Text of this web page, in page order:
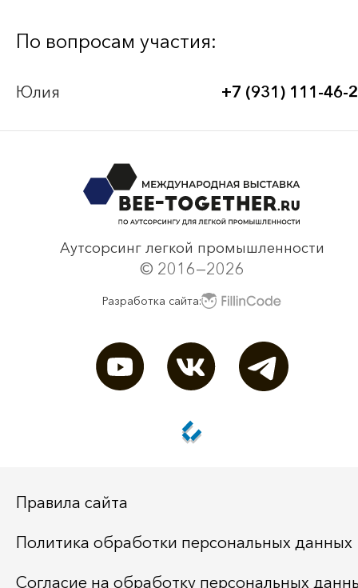
смотреть все
По вопросам участия:
Юлия +7 (931) 111-46-
Аутсорсинг легкой промышленности
© 2016—2026
Разработка сайта:
Правила сайта
Политика обработки персональных данных
Согласие на обработку персональных